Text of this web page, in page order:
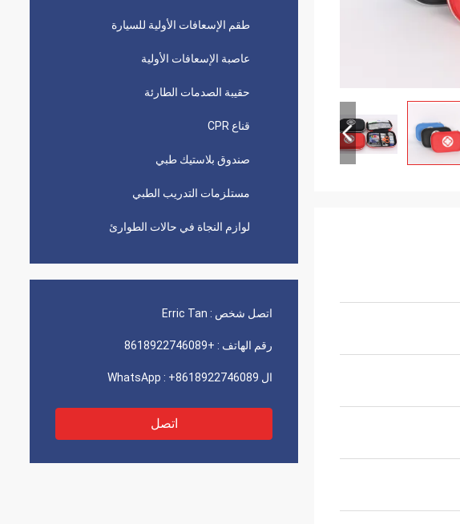
طقم الإسعافات الأولية للسيارة
عاصبة الإسعافات الأولية
حقيبة الصدمات الطارئة
قناع CPR
صندوق بلاستيك طبي
مستلزمات التدريب الطبي
لوازم النجاة في حالات الطوارئ
اتصل شخص : Erric Tan
رقم الهاتف : +8618922746089
ال WhatsApp : +8618922746089
اتصل